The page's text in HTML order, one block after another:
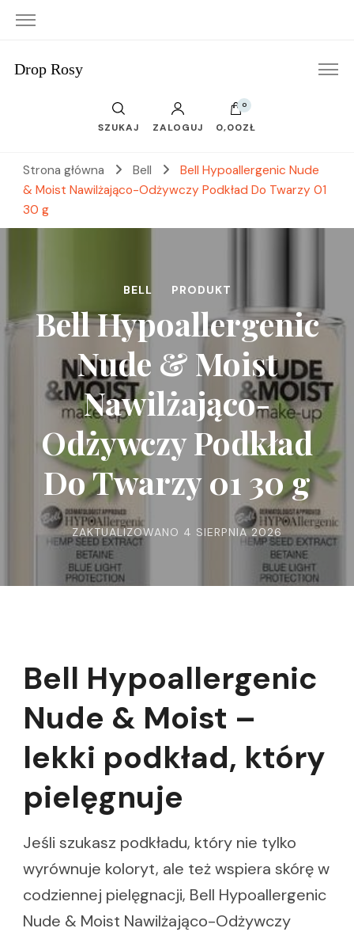
Drop Rosy
SZUKAJ ZALOGUJ
0
0,00ZŁ
Strona główna Bell
Bell Hypoallergenic Nude
& Moist Nawilżająco-Odżywczy Podkład Do Twarzy 01
30 g
BELL PRODUKT
Bell Hypoallergenic
Nude & Moist
Nawilżająco-
Odżywczy Podkład
Do Twarzy 01 30 g
ZAKTUALIZOWANO 4 SIERPNIA 2026
Bell Hypoallergenic
Nude & Moist –
lekki podkład, który
pielęgnuje
Jeśli szukasz podkładu, który nie tylko
wyrównuje koloryt, ale też wspiera skórę w
codziennej pielęgnacji, Bell Hypoallergenic
Nude & Moist Nawilżająco-Odżywczy